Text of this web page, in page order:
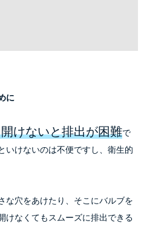
に
けないと排出が困難で
いけないのは不便ですし、衛生的
な穴をあけたり、そこにバルブを
けなくてもスムーズに排出できる